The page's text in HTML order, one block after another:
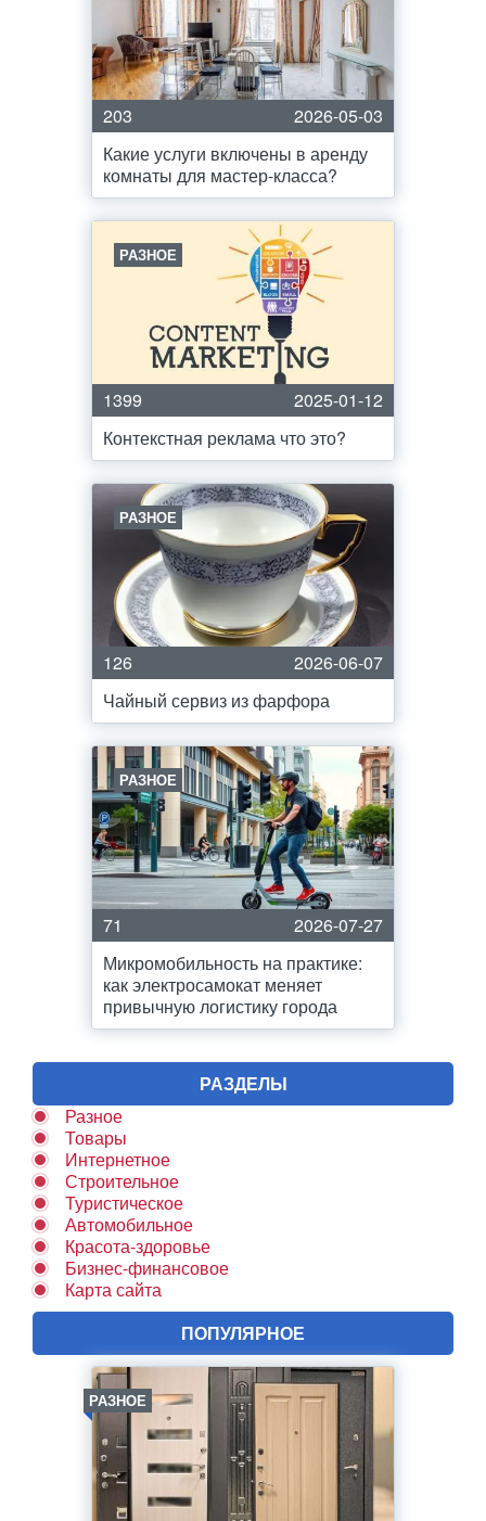
203
2026-05-03
Какие услуги включены в аренду
комнаты для мастер-класса?
РАЗНОЕ
1399
2025-01-12
Контекстная реклама что это?
РАЗНОЕ
126
2026-06-07
Чайный сервиз из фарфора
РАЗНОЕ
71
2026-07-27
Микромобильность на практике:
как электросамокат меняет
привычную логистику города
РАЗДЕЛЫ
Разное
Товары
Интернетное
Строительное
Туристическое
Автомобильное
Красота-здоровье
Бизнес-финансовое
Карта сайта
ПОПУЛЯРНОЕ
РАЗНОЕ